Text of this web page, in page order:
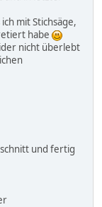
mit Stichsäge,
habe
nicht überlebt
und fertig